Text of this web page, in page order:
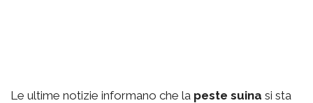
Le ultime notizie informano che la peste suina si sta